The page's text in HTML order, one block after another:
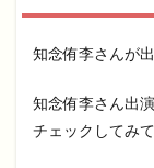
知念侑李さんが
知念侑李さん出
チェックしてみ